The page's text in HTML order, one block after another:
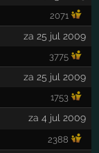
2071
za 25 jul 2009
3775
za 25 jul 2009
1753
za 4 jul 2009
2388